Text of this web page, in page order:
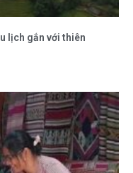
lịch gắn với thiên